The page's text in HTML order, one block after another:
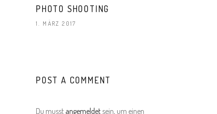
PHOTO SHOOTING
1. MÄRZ 2017
POST A COMMENT
Du musst angemeldet sein, um einen